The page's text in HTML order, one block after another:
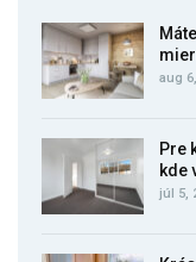
aug
Pre
kde
júl 5,